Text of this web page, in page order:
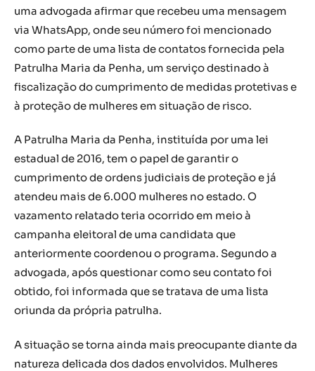
uma advogada afirmar que recebeu uma mensagem
via WhatsApp, onde seu número foi mencionado
como parte de uma lista de contatos fornecida pela
Patrulha Maria da Penha, um serviço destinado à
fiscalização do cumprimento de medidas protetivas e
à proteção de mulheres em situação de risco.
A Patrulha Maria da Penha, instituída por uma lei
estadual de 2016, tem o papel de garantir o
cumprimento de ordens judiciais de proteção e já
atendeu mais de 6.000 mulheres no estado. O
vazamento relatado teria ocorrido em meio à
campanha eleitoral de uma candidata que
anteriormente coordenou o programa. Segundo a
advogada, após questionar como seu contato foi
obtido, foi informada que se tratava de uma lista
oriunda da própria patrulha.
A situação se torna ainda mais preocupante diante da
natureza delicada dos dados envolvidos. Mulheres